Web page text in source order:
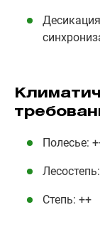
Полесье:
Степь: ++